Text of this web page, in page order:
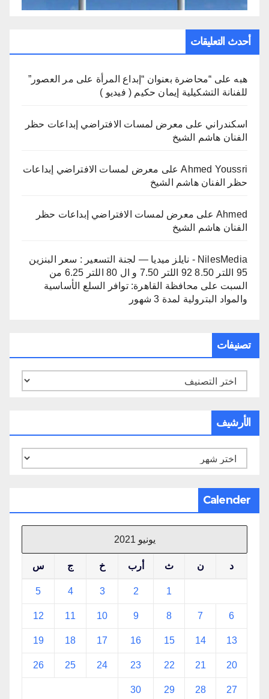
أحدث التعليقات
هبه على “محاضرة بعنوان “إبداع المرأة على مر العصور”
للفنانة التشكيلية إيمان حكيم ( فيديو )
اسكندراني على معرض لمسات الافتراضي إبداعات حظر
الفنان هاشم الشيخ
Ahmed Youssriعلى معرض لمسات الافتراضي إبداعات
حظر الفنان هاشم الشيخ
Ahmed على معرض لمسات الافتراضي إبداعات حظر
الفنان هاشم الشيخ
NilesMedia - نايلز ميديا — لجنة التسعير : سعر البنزين
95 اللتر 8.50 92 اللتر 7.50 و ال 80 اللتر 6.25 من
السبت على محافظة القاهرة: توافر السلع الأساسية
والمواد البترولية لمدة 3 شهور
تصنيفات
تصنيفات
الأرشيف
الأرشيف
Calender
يونيو 2021
د ن ث أرب خ ج س
1
2
3
4
5
6
7
8
9
10
11
12
13
14
15
16
17
18
19
20
21
22
23
24
25
26
27
28
29
30